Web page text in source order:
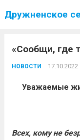
Дружненское
«Сообщи, где
НОВОСТИ 17.10.2022
Уважаемые
Всех, кому не